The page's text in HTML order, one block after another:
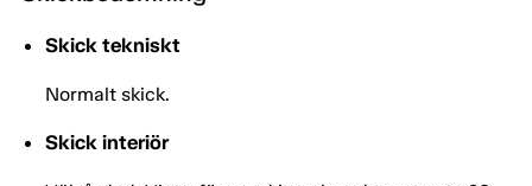
Skick tekniskt
Normalt skick.
Skick interiör